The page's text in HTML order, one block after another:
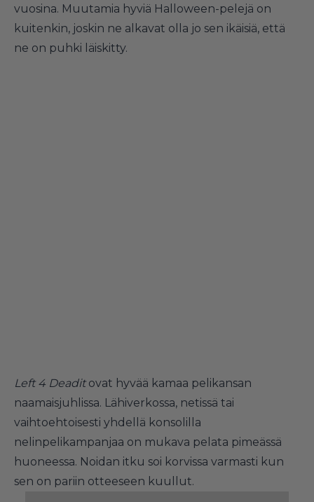
vuosina. Muutamia hyviä Halloween-pelejä on
kuitenkin, joskin ne alkavat olla jo sen ikäisiä, että
ne on puhki läiskitty.
Left 4 Deadit ovat hyvää kamaa pelikansan
naamaisjuhlissa. Lähiverkossa, netissä tai
vaihtoehtoisesti yhdellä konsolilla
nelinpelikampanjaa on mukava pelata pimeässä
huoneessa. Noidan itku soi korvissa varmasti kun
sen on pariin otteeseen kuullut.